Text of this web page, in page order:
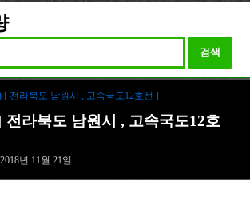
검색
[ 전라북도 남원시 , 고속국도12호선 ]
전라북도 남원시 , 고속국도12호
2018년 11월 21일